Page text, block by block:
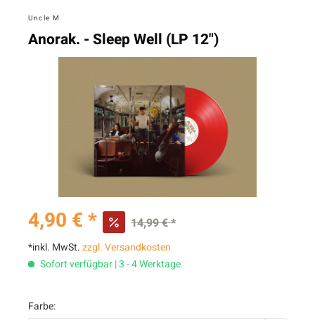
Uncle M
Anorak. - Sleep Well (LP 12")
4,90 € * 14,99 € *
*inkl. MwSt.zzgl. Versandkosten
Sofort verfügbar | 3 - 4 Werktage
Farbe: